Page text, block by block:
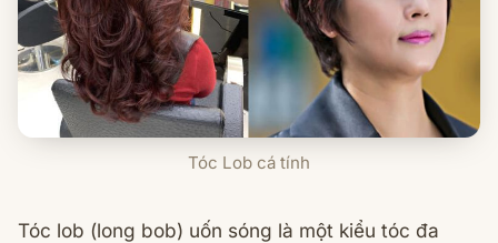
Tóc Lob cá tính
Tóc lob (long bob) uốn sóng là một kiểu tóc đa